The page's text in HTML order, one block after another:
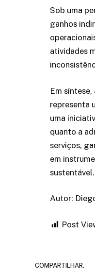
Sob uma
ganhos
atividades
Em
representa
uma
quanto a
serviços,
em
sustentável.
Autor:
Post
COMPARTILHAR.